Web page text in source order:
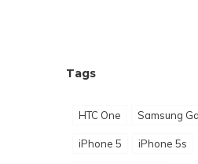
Tags
HTC One Samsung
iPhone 5 iPhone 5s